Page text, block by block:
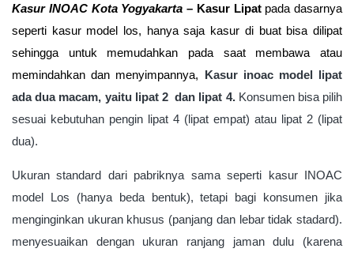
Kasur INOAC Kota Yogyakarta – Kasur Lipatpada dasarnya
seperti kasur model los, hanya saja kasur di buat bisa dilipat
sehingga untuk memudahkan pada saat membawa atau
memindahkan dan menyimpannya,
Kasur inoac model lipat
ada dua macam, yaitu lipat 2 dan lipat 4. Konsumen bisa pilih
sesuai kebutuhan pengin lipat 4 (lipat empat) atau lipat 2 (lipat
dua).
Ukuran standard dari pabriknya sama seperti kasur INOAC
model Los (hanya beda bentuk), tetapi bagi konsumen jika
menginginkan ukuran khusus (panjang dan lebar tidak stadard).
menyesuaikan dengan ukuran ranjang jaman dulu (karena